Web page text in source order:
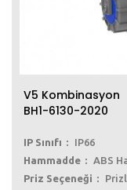
V5 Kombinasyon
BH1-6130-2020
IP Sınıfı
IP66
Hammadde
ABS
Priz Seçeneği